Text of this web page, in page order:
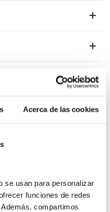
Acerca de las cookies
se usan para personalizar
funciones de redes
compartimos